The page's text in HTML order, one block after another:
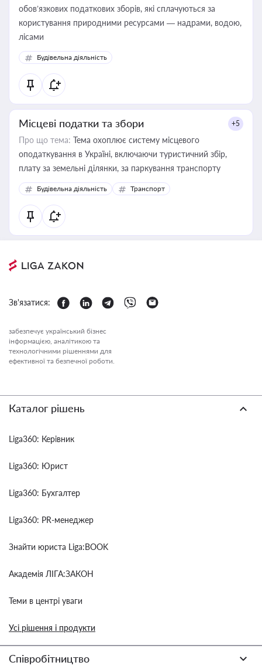
обов’язкових податкових зборів, які сплачуються за
користування природними ресурсами — надрами, водою,
лісами
Будівельна діяльність
Місцеві податки та збори +5
Про що тема: Тема охоплює систему місцевого
оподаткування в Україні, включаючи туристичний збір,
плату за земельні ділянки, за паркування транспорту
Будівельна діяльність Транспорт
Зв'язатися:
забезпечує український бізнес
інформацією, аналітикою та
технологічними рішеннями для
ефективної та безпечної роботи.
Каталог рішень
Liga360: Керівник
Liga360: Юрист
Liga360: Бухгалтер
Liga360: PR-менеджер
Знайти юриста Liga:BOOK
Академія ЛІГА:ЗАКОН
Теми в центрі уваги
Усі рішення і продукти
Співробітництво